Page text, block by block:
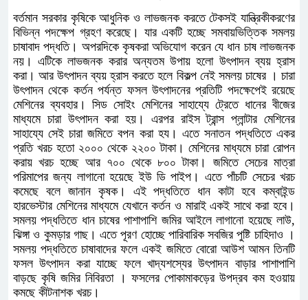
বর্তমান সরকার কৃষিকে আধুনিক ও লাভজনক করতে টেকসই যান্ত্রিকীকরণের
বিভিন্ন পদক্ষেপ গ্রহণ করেছে। যার একটি হচ্ছে সমবায়ভিত্তিক সমলয়
চাষাবাদ পদ্ধতি। অপরদিকে কৃষকরা অভিযোগ করেন যে ধান চাষ লাভজনক
নয়। এটিকে লাভজনক করার অন্যতম উপায় হলো উৎপাদন ব্যয় হ্রাস
করা। আর উৎপাদন ব্যয় হ্রাস করতে হলে বিকল্প নেই সমলয় চাষের । চারা
উৎপাদন থেকে কর্তন পর্যন্ত ফসল উৎপাদনের প্রতিটি পদক্ষেপেই রয়েছে
মেশিনের ব্যবহার। সিড সোইং মেশিনের সাহায্যে ট্রেতে ধানের বীজের
মাধ্যমে চারা উৎপাদন করা হয়। এরপর রাইস ট্রান্স প্লান্টার মেশিনের
সাহায্যে সেই চারা জমিতে বপন করা হয। এতে সনাতন পদ্ধতিতে একর
প্রতি খরচ হতো ২০০০ থেকে ২২০০ টাকা। মেশিনের মাধ্যমে চারা রোপন
করায় খরচ হচ্ছে আর ৭০০ থেকে ৮০০ টাকা। জমিতে সেচের মাত্রা
পরিমাপের জন্য লাগানো হয়েছে ইউ ডি পাইপ। এতে পাঁচটি সেচের খরচ
কমেছে বলে জানান কৃষক। এই পদ্ধতিতে ধান কাটা হবে কম্বাইন্ড
হারভেস্টার মেশিনের মাধ্যমে যেখানে কর্তন ও মারাই একই সাথে করা হবে।
সমলয় পদ্ধতিতে ধান চাষের পাশাপাশি জমির আইলে লাগানো হয়েছে লাউ,
ঝিঙ্গা ও কুমড়ার গাছ। এতে পূরণ হোচ্ছে পারিবারিক সবজির পুষ্টি চাহিদাও ।
সমলয় পদ্ধতিতে চাষাবাদের ফলে একই জমিতে বোরো আউশ আমন তিনটি
ফসল উৎপাদন করা যাচ্ছে ফলে খাদ্যশস্যের উৎপাদন বাড়ার পাশাপাশি
বাড়ছে কৃষি জমির নিবিরতা । ফসলের পোকামাকড়ের উপদ্রব কম হওয়ায়
কমছে কীটনাশক খরচ।